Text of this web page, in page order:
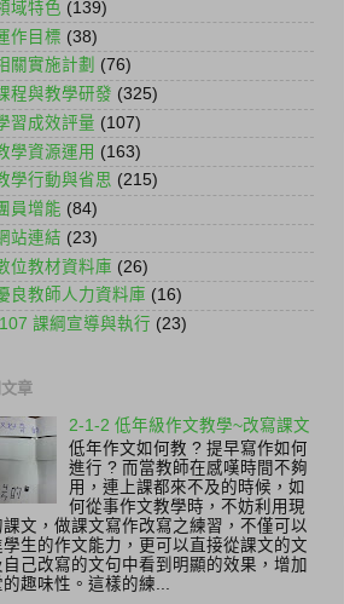
域特色 (139)
作目標 (38)
關實施計劃 (76)
程與教學研發 (325)
習成效評量 (107)
學資源運用 (163)
學行動與省思 (215)
員增能 (84)
站連結 (23)
位教材資料庫 (26)
良教師人力資料庫 (16)
課綱宣導與執行 (23)
章
2-1-2 低年級作文教學~改寫課文
低年作文如何教 ? 提早寫作如何
進行 ? 而當教師在感嘆時間不夠
用，連上課都來不及的時候，如
何從事作文教學時，不妨利用現
課文，做課文寫作改寫之練習，不僅可以
學生的作文能力，更可以直接從課文的文
自己改寫的文句中看到明顯的效果，增加
的趣味性。這樣的練...